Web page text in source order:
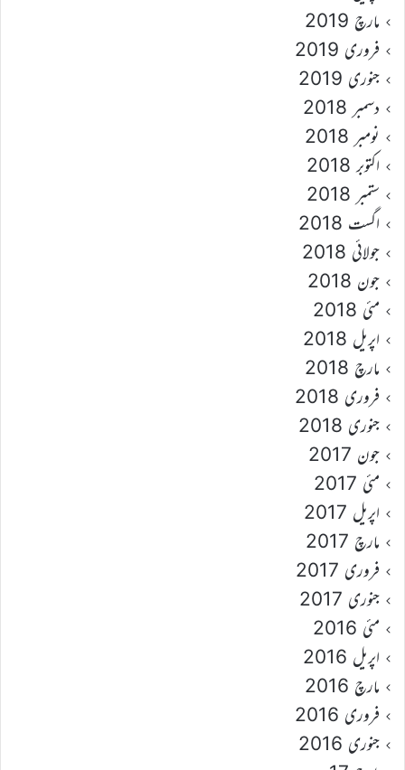
مارچ 2019
فروری 2019
جنوری 2019
دسمبر 2018
نومبر 2018
اکتوبر 2018
ستمبر 2018
اگست 2018
جولائی 2018
جون 2018
مئی 2018
اپریل 2018
مارچ 2018
فروری 2018
جنوری 2018
جون 2017
مئی 2017
اپریل 2017
مارچ 2017
فروری 2017
جنوری 2017
مئی 2016
اپریل 2016
مارچ 2016
فروری 2016
جنوری 2016